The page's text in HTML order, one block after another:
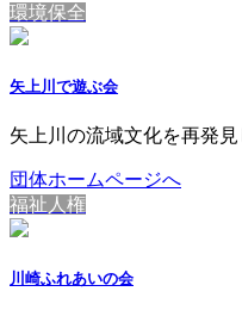
環境保全
矢上川で遊ぶ会
矢上川の流域文化を再発
団体ホームページへ
福祉人権
川崎ふれあいの会